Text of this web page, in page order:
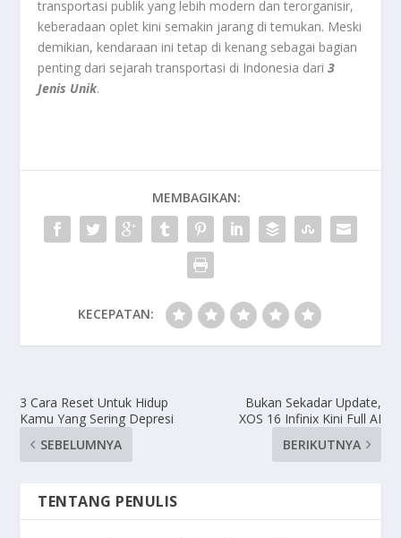
transportasi publik yang lebih modern dan terorganisir,
keberadaan oplet kini semakin jarang di temukan. Meski
demikian, kendaraan ini tetap di kenang sebagai bagian
penting dari sejarah transportasi di Indonesia dari3
Jenis Unik.
MEMBAGIKAN:
KECEPATAN:
3 Cara Reset Untuk Hidup
Kamu Yang Sering Depresi
SEBELUMNYA
Bukan Sekadar Update,
XOS 16 Infinix Kini Full AI
BERIKUTNYA
TENTANG PENULIS